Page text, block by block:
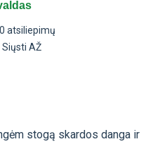
atsiliepimų
Siųsti AŽ
stogą skardos danga ir